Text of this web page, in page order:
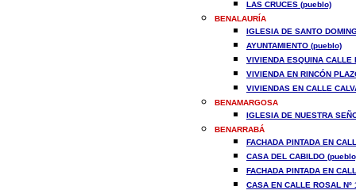
LAS CRUCES (pueblo)
BENALAURÍA
IGLESIA DE SANTO
AYUNTAMIENTO (pueblo)
VIVIENDA ESQUINA CALLE
VIVIENDA EN RINCÓN
VIVIENDAS EN CALLE
BENAMARGOSA
IGLESIA DE NUESTRA
BENARRABÁ
FACHADA PINTADA EN
CASA DEL CABILDO
FACHADA PINTADA EN
CASA EN CALLE ROSAL Nº